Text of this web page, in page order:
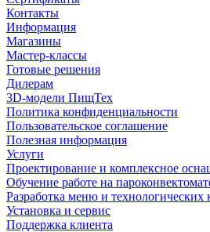
Контакты
Информация
Магазины
Мастер-классы
Готовые решения
Дилерам
3D-модели ПищТех
Политика конфиденциальности
Пользовательское соглашение
Полезная информация
Услуги
Проектирование и комплексное
Обучение работе на
Разработка меню и технологических
Установка и сервис
Поддержка клиента